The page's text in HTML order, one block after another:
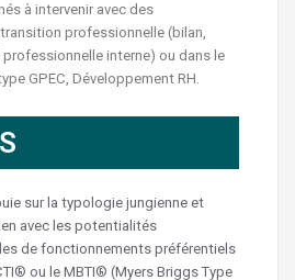
à intervenir avec des
professionnelle (bilan,
interne) ou dans le
GPEC, Développement RH.
sur la typologie jungienne et
avec les potentialités
de fonctionnements préférentiels
ou le MBTI® (Myers Briggs Type